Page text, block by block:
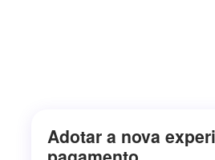
Adotar a nova